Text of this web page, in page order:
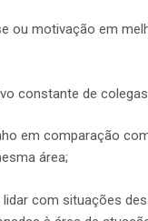
ou motivação em
constante de
em comparação
área;
lidar com situações